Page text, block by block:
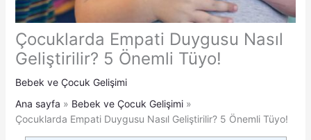
Çocuklarda Empati Duygusu Nasıl
Geliştirilir? 5 Önemli Tüyo!
Bebek ve Çocuk Gelişimi
Ana sayfa
Bebek ve Çocuk Gelişimi
Çocuklarda Empati Duygusu Nasıl Geliştirilir? 5 Önemli Tüyo!